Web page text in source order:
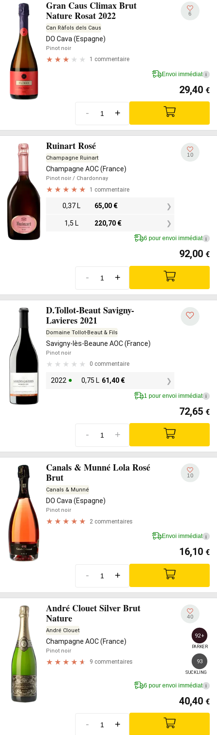
Gran Caus Climax Brut
Nature Rosat 2022
Can Ràfols dels Caus
DO Cava (Espagne)
Pinot noir
1 commentaire
6
Envoi immédiat i
29,40 €
- +
Ruinart Rosé
Champagne Ruinart
Champagne AOC (France)
Pinot noir / Chardonnay
1 commentaire
0,37 L 65,00 €
1,5 L 220,70 €
10
6 pour envoi immédiat i
92,00 €
- +
D.Tollot-Beaut Savigny-
Lavieres 2021
Domaine Tollot-Beaut & Fils
Savigny-lès-Beaune AOC (France)
Pinot noir
0 commentaire
2022 0,75 L 61,40 €
1 pour envoi immédiat i
72,65 €
- +
Canals & Munné Lola Rosé
Brut
Canals & Munné
DO Cava (Espagne)
Pinot noir
2 commentaires
10
Envoi immédiat i
16,10 €
- +
André Clouet Silver Brut
Nature
André Clouet
Champagne AOC (France)
Pinot noir
9 commentaires
40
92+
PARKER
93
SUCKLING
6 pour envoi immédiat i
40,40 €
- +